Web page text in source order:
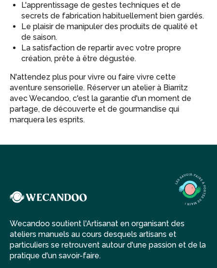
L'apprentissage de gestes techniques et de
secrets de fabrication habituellement bien gardés.
Le plaisir de manipuler des produits de qualité et
de saison.
La satisfaction de repartir avec votre propre
création, prête à être dégustée.
N'attendez plus pour vivre ou faire vivre cette
aventure sensorielle. Réserver un atelier à Biarritz
avec Wecandoo, c'est la garantie d'un moment de
partage, de découverte et de gourmandise qui
marquera les esprits.
Wecandoo soutient l'Artisanat en organisant des
ateliers manuels au cours desquels artisans et
particuliers se retrouvent autour d'une passion et de la
pratique d'un savoir-faire.